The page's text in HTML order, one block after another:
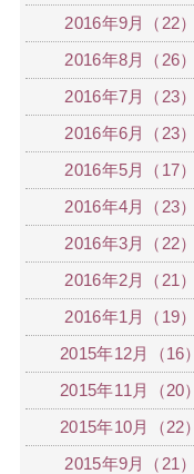
2016年9月（22）
2016年8月（26）
2016年7月（23）
2016年6月（23）
2016年5月（17）
2016年4月（23）
2016年3月（22）
2016年2月（21）
2016年1月（19）
2015年12月（16）
2015年11月（20）
2015年10月（22）
2015年9月（21）